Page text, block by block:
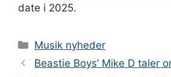
date i 2025.
Kategorier
Musik nyheder
Beastie Boys’ Mike D taler